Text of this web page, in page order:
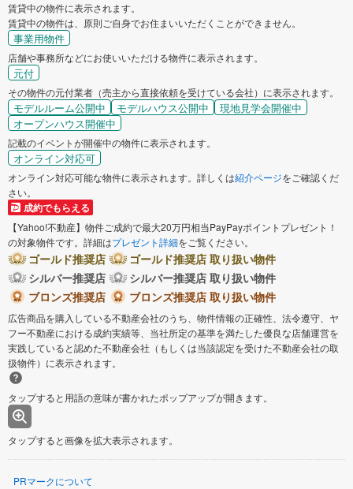
賃貸中の物件に表示されます。
賃貸中の物件は、原則ご自身でお住まいいただくことができません。
事業用物件
店舗や事務所などにお使いいただける物件に表示されます。
元付
その物件の元付業者（売主から直接依頼を受けている会社）に表示されます。
モデルルーム公開中 モデルハウス公開中
現地見学会開催中
オープンハウス開催中
記載のイベントが開催中の物件に表示されます。
オンライン対応可
オンライン対応可能な物件に表示されます。詳しくは紹介ページをご確認くだ
さい。
成約でもらえる
【Yahoo!不動産】物件ご成約で最大20万円相当PayPayポイントプレゼント！
の対象物件です。詳細はプレゼント詳細をご覧ください。
ゴールド推奨店
ゴールド推奨店 取り扱い物件
シルバー推奨店
シルバー推奨店 取り扱い物件
ブロンズ推奨店
ブロンズ推奨店 取り扱い物件
広告商品を購入している不動産会社のうち、物件情報の正確性、法令遵守、ヤ
フー不動産における成約実績等、当社所定の基準を満たした優良な店舗運営を
実践していると認めた不動産会社（もしくは当該認定を受けた不動産会社の取
扱物件）に表示されます。
タップすると用語の意味が書かれたポップアップが開きます。
タップすると画像を拡大表示されます。
PRマークについて